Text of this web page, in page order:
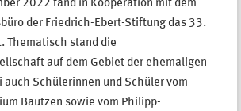
2022 fand in Kooperation mit dem
der Friedrich-Ebert-Stiftung das 33.
Thematisch stand die
auf dem Gebiet der ehemaligen
auch Schülerinnen und Schüler vom
Bautzen sowie vom Philipp-